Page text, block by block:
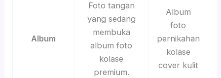
Album
Foto tangan
yang sedang
membuka
album foto
kolase
premium.
Album
foto
pernikahan
kolase
cover kulit